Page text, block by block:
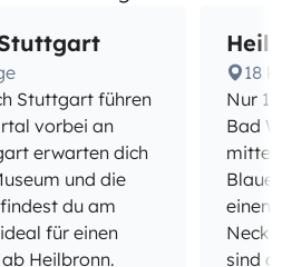
Stuttgart führen
vorbei an
erwarten dich
und die
du am
für einen
Heilbronn.
18
Nur
Bad
einen
sind